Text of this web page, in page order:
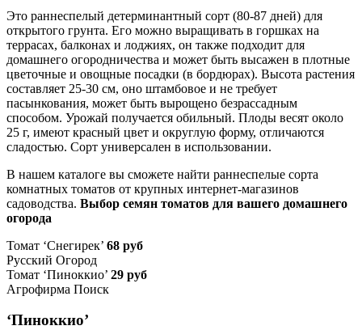
Это раннеспелый детерминантный сорт (80-87 дней) для
открытого грунта. Его можно выращивать в горшках на
террасах, балконах и лоджиях, он также подходит для
домашнего огородничества и может быть высажен в плотные
цветочные и овощные посадки (в бордюрах). Высота растения
составляет 25-30 см, оно штамбовое и не требует
пасынкования, может быть вырощено безрассадным
способом. Урожай получается обильный. Плоды весят около
25 г, имеют красный цвет и округлую форму, отличаются
сладостью. Сорт универсален в использовании.
В нашем каталоге вы сможете найти раннеспелые сорта
комнатных томатов от крупных интернет-магазинов
садоводства. Выбор семян томатов для вашего домашнего
огорода
Томат ‘Снегирек’ 68 руб
Русский Огород
Томат ‘Пиноккио’ 29 руб
Агрофирма Поиск
‘Пиноккио’